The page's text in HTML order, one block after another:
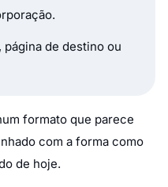
de destino ou
formato que parece
com a forma como
de hoje.